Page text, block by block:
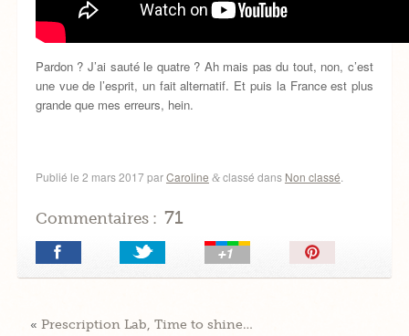
Pardon ? J’ai sauté le quatre ? Ah mais pas du tout, non, c’est
une vue de l’esprit, un fait alternatif. Et puis la France est plus
grande que mes erreurs, hein.
Publié le 2 mars 2017parCaroline &classé dans Non classé
Commentaires : 71
Épingler!
«Prescription Lab, Time to shine…